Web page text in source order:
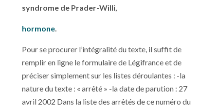
syndrome de Prader-Willi,
hormone.
Pour se procurer l’intégralité du texte, il suffit de
remplir en ligne le formulaire de Légifrance et de
préciser simplement sur les listes déroulantes : -la
nature du texte : « arrêté » -la date de parution : 27
avril 2002 Dans la liste des arrêtés de ce numéro du